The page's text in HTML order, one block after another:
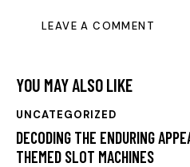
YOU MAY ALSO LIKE
UNCATEGORIZED
DECODING THE ENDURING
THEMED SLOT MACHINES